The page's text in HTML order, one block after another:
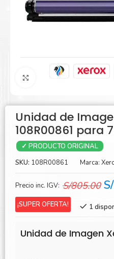
Agrandar
Unidad de
108R00861 para
✓ PRODUCTO ORIGINAL
SKU: 108R00861 Marca:
Precio inc. IGV: S/805.00 El
S/
¡SUPER OFERTA! 1
Unidad de Imagen